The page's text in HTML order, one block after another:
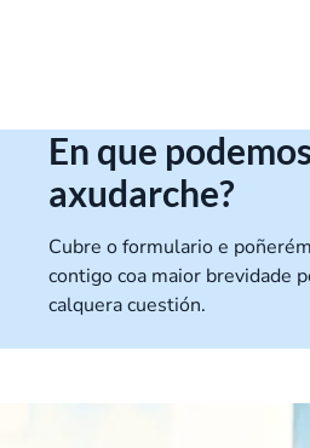
En que podemos
axudarche?
Cubre oformulario e
contigocoa maior brevidade
calquera cuestión.